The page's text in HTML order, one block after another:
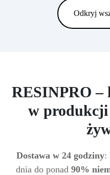
Odkryj
RESINPRO –
w produkcji
Dostawa w 24 godziny:
dnia do ponad 90%